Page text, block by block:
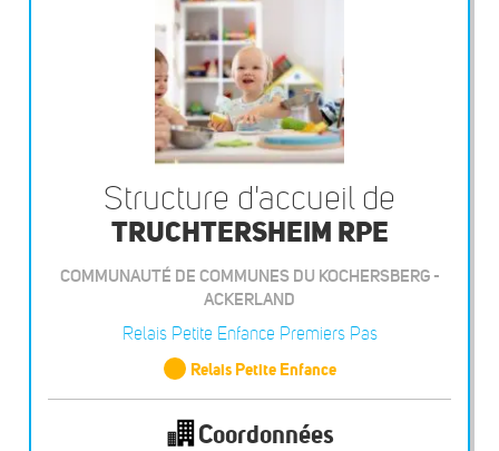
Structure d'accueil de
TRUCHTERSHEIM RPE
COMMUNAUTÉ DE COMMUNES DU KOCHERSBERG -
ACKERLAND
Relais Petite Enfance Premiers Pas
Relais Petite Enfance
Coordonnées